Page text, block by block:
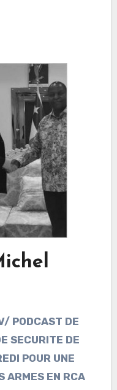
PODCAST DE
SECURITE DE
POUR UNE
ARMES EN RCA